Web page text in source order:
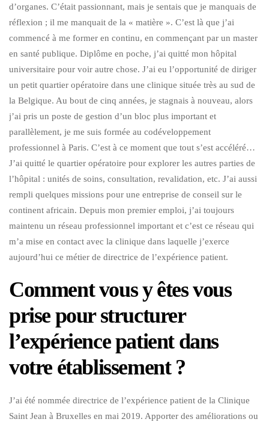
d’organes. C’était passionnant, mais je sentais que je manquais de
réflexion ; il me manquait de la « matière ». C’est là que j’ai
commencé à me former en continu, en commençant par un master
en santé publique. Diplôme en poche, j’ai quitté mon hôpital
universitaire pour voir autre chose. J’ai eu l’opportunité de diriger
un petit quartier opératoire dans une clinique située très au sud de
la Belgique. Au bout de cinq années, je stagnais à nouveau, alors
j’ai pris un poste de gestion d’un bloc plus important et
parallèlement, je me suis formée au codéveloppement
professionnel à Paris. C’est à ce moment que tout s’est accéléré…
J’ai quitté le quartier opératoire pour explorer les autres parties de
l’hôpital : unités de soins, consultation, revalidation, etc. J’ai aussi
rempli quelques missions pour une entreprise de conseil sur le
continent africain. Depuis mon premier emploi, j’ai toujours
maintenu un réseau professionnel important et c’est ce réseau qui
m’a mise en contact avec la clinique dans laquelle j’exerce
aujourd’hui ce métier de directrice de l’expérience patient.
Comment vous y êtes vous
prise pour structurer
l’expérience patient dans
votre établissement ?
J’ai été nommée directrice de l’expérience patient de la Clinique
Saint Jean à Bruxelles en mai 2019. Apporter des améliorations ou